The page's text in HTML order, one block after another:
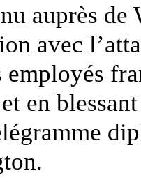
auprès
avec
employés
en